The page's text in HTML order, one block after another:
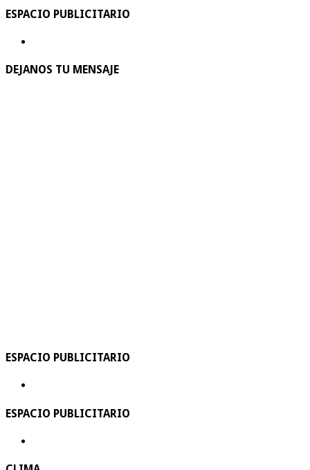
ESPACIO PUBLICITARIO
DEJANOS TU MENSAJE
ESPACIO PUBLICITARIO
ESPACIO PUBLICITARIO